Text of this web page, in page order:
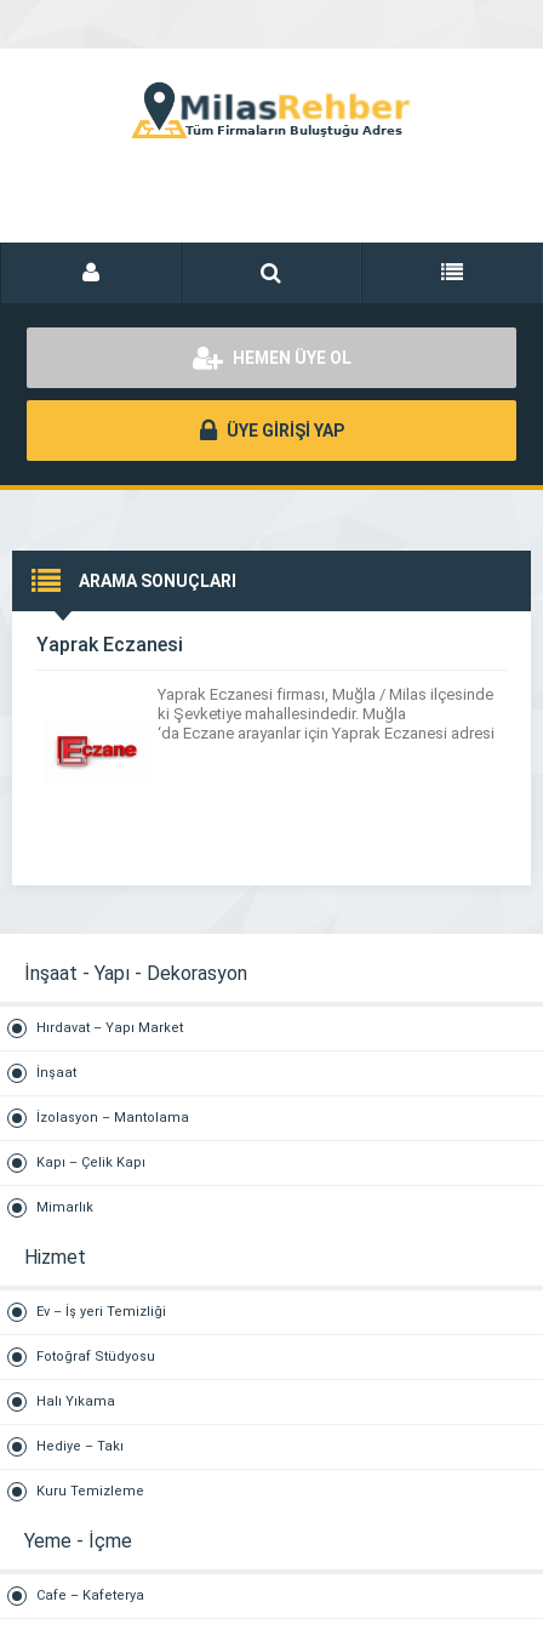
HEMEN ÜYE OL
ÜYE GİRİŞİ YAP
ARAMA SONUÇLARI
Yaprak Eczanesi
Yaprak Eczanesi firması, Muğla / Milas ilçesinde
ki Şevketiye mahallesindedir. Muğla
‘da Eczane arayanlar için Yaprak Eczanesi adresi
İnşaat - Yapı - Dekorasyon
Hırdavat – Yapı Market
İnşaat
İzolasyon – Mantolama
Kapı – Çelik Kapı
Mimarlık
Hizmet
Ev – İş yeri Temizliği
Fotoğraf Stüdyosu
Halı Yıkama
Hediye – Takı
Kuru Temizleme
Yeme - İçme
Cafe – Kafeterya